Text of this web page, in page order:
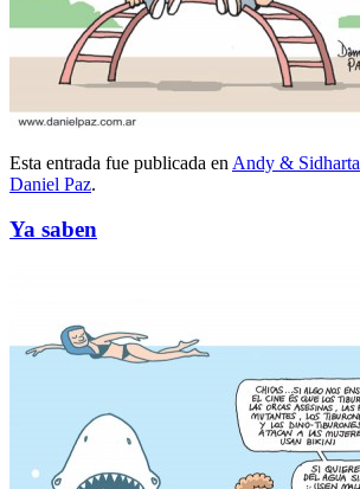
Esta entrada fue publicada en Andy & Sidharta
Daniel Paz.
Ya saben